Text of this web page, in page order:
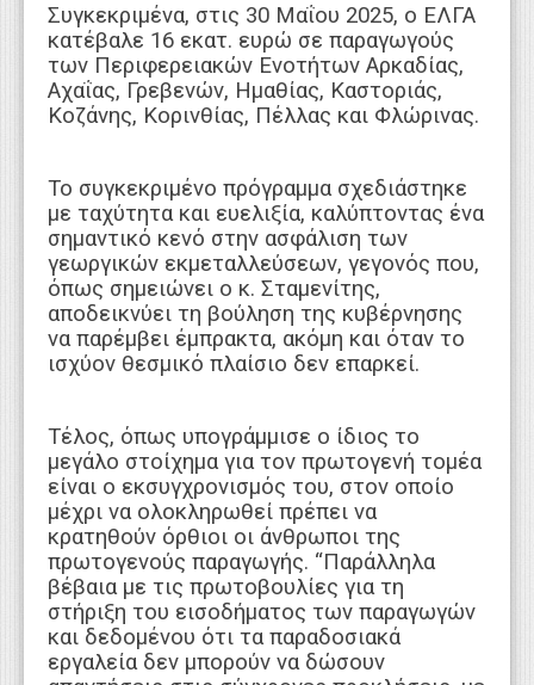
Συγκεκριμένα, στις 30 Μαΐου 2025, ο ΕΛΓΑ
κατέβαλε 16 εκατ. ευρώ σε παραγωγούς
των Περιφερειακών Ενοτήτων Αρκαδίας,
Αχαΐας, Γρεβενών, Ημαθίας, Καστοριάς,
Κοζάνης, Κορινθίας, Πέλλας και Φλώρινας.
Το συγκεκριμένο πρόγραμμα σχεδιάστηκε
με ταχύτητα και ευελιξία, καλύπτοντας ένα
σημαντικό κενό στην ασφάλιση των
γεωργικών εκμεταλλεύσεων, γεγονός που,
όπως σημειώνει ο κ. Σταμενίτης,
αποδεικνύει τη βούληση της κυβέρνησης
να παρέμβει έμπρακτα, ακόμη και όταν το
ισχύον θεσμικό πλαίσιο δεν επαρκεί.
Τέλος, όπως υπογράμμισε ο ίδιος το
μεγάλο στοίχημα για τον πρωτογενή τομέα
είναι ο εκσυγχρονισμός του, στον οποίο
μέχρι να ολοκληρωθεί πρέπει να
κρατηθούν όρθιοι οι άνθρωποι της
πρωτογενούς παραγωγής. “Παράλληλα
βέβαια με τις πρωτοβουλίες για τη
στήριξη του εισοδήματος των παραγωγών
και δεδομένου ότι τα παραδοσιακά
εργαλεία δεν μπορούν να δώσουν